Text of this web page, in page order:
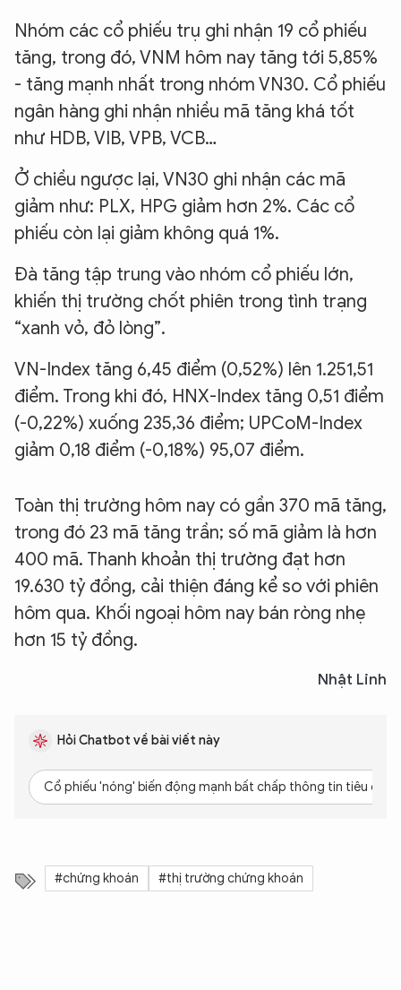
Nhóm các cổ phiếu trụ ghi nhận 19 cổ phiếu
tăng, trong đó, VNM hôm nay tăng tới 5,85%
- tăng mạnh nhất trong nhóm VN30. Cổ phiếu
ngân hàng ghi nhận nhiều mã tăng khá tốt
như HDB, VIB, VPB, VCB…
Ở chiều ngược lại, VN30 ghi nhận các mã
giảm như: PLX, HPG giảm hơn 2%. Các cổ
phiếu còn lại giảm không quá 1%.
Đà tăng tập trung vào nhóm cổ phiếu lớn,
khiến thị trường chốt phiên trong tình trạng
“xanh vỏ, đỏ lòng”.
VN-Index tăng 6,45 điểm (0,52%) lên 1.251,51
điểm. Trong khi đó, HNX-Index tăng 0,51 điểm
(-0,22%) xuống 235,36 điểm; UPCoM-Index
giảm 0,18 điểm (-0,18%) 95,07 điểm.
Toàn thị trường hôm nay có gần 370 mã tăng,
trong đó 23 mã tăng trần; số mã giảm là hơn
400 mã. Thanh khoản thị trường đạt hơn
19.630 tỷ đồng, cải thiện đáng kể so với phiên
hôm qua. Khối ngoại hôm nay bán ròng nhẹ
hơn 15 tỷ đồng.
Nhật Linh
Hỏi Chatbot về bài viết này
Cổ phiếu 'nóng' biến động mạnh bất chấp thông tin tiêu cực
#chứng khoán #thị trường chứng khoán